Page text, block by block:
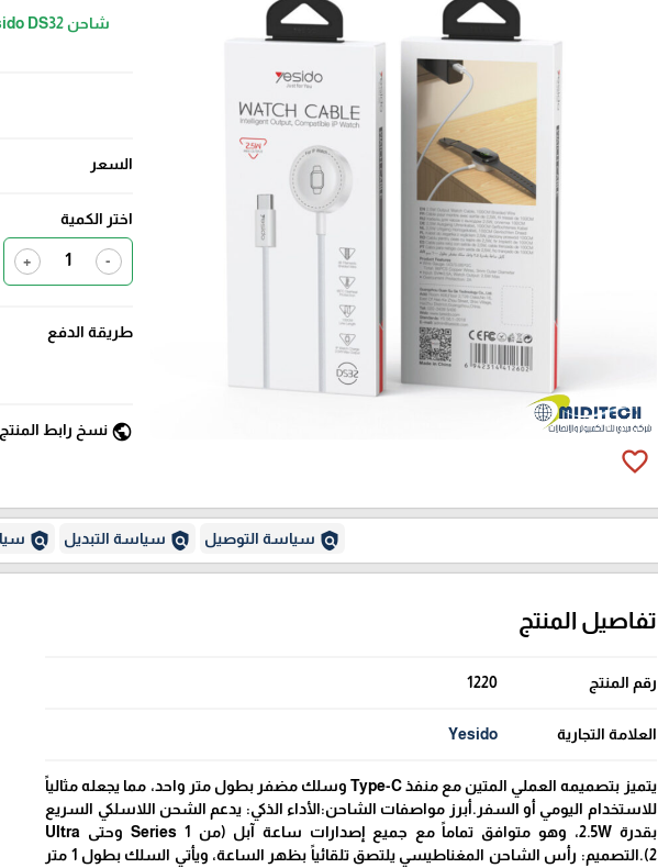
favorite_border
السعر
اختر الكمية
-
+
طريقة الدفع
public نسخ رابط
policy سياسة التوصيل policy سياسة التبديل policy
تفاصيل المنتج
رقم المنتج 1220
العلامة التجارية Yesido
يتميز بتصميمه العملي المتين مع منفذ Type-C وسلك مضفر بطول متر واحد، مما يجعله مثالياً
للاستخدام اليومي أو السفر.أبرز مواصفات الشاحن:الأداء الذكي: يدعم الشحن اللاسلكي السريع
بقدرة 2.5W، وهو متوافق تماماً مع جميع إصدارات ساعة آبل (من Series 1 وحتى Ultra
2).التصميم: رأس الشاحن المغناطيسي يلتصق تلقائياً بظهر الساعة، ويأتي السلك بطول 1 متر